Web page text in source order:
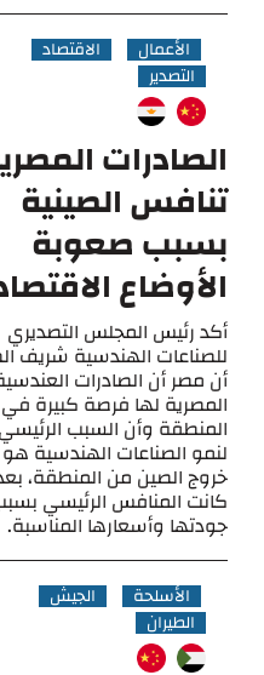
الأعمال
الاقتصاد
التصدير
الصادرات
تنافس الصينية
بسبب صعوبة
الأوضاع
أكد رئيس المجلس التصديري
للصناعات الهندسية شريف
أن مصر أن الصادرات
المصرية لها فرصة كبيرة في
المنطقة وأن السبب الرئيسي
لنمو الصناعات الهندسية هو
خروج الصين من المنطقة،
كانت المنافس الرئيسي
جودتها وأسعارها المناسبة.
الأسلحة
الجيش
الطيران